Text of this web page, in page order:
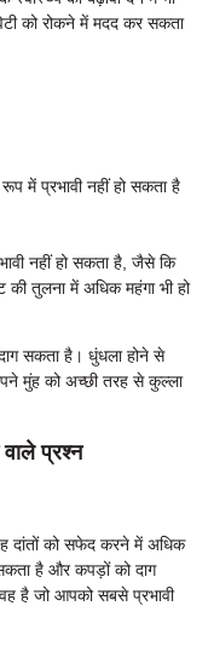
को रोकने में मदद कर सकता
में प्रभावी नहीं हो सकता है
नहीं हो सकता है, जैसे कि
की तुलना में अधिक महंगा भी हो
सकता है। धुंधला होने से
मुंह को अच्छी तरह से कुल्ला
प्रश्न
दांतों को सफेद करने में अधिक
है और कपड़ों को दाग
है जो आपको सबसे प्रभावी